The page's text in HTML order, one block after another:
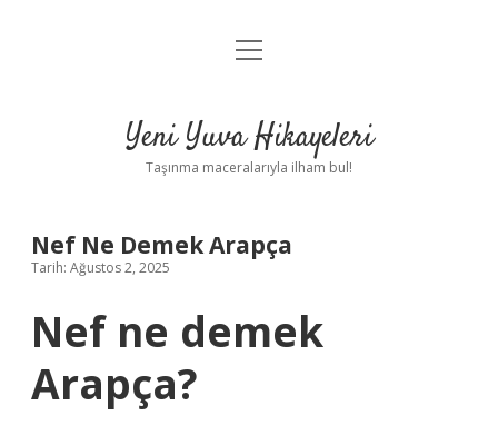
Anasayfa
Yasal Uyarı
menüyü
Yeni Yuva Hikayeleri
Taşınma maceralarıyla ilham bul!
Nef Ne Demek Arapça
Tarih: Ağustos 2, 2025
Nef ne demek
Arapça?